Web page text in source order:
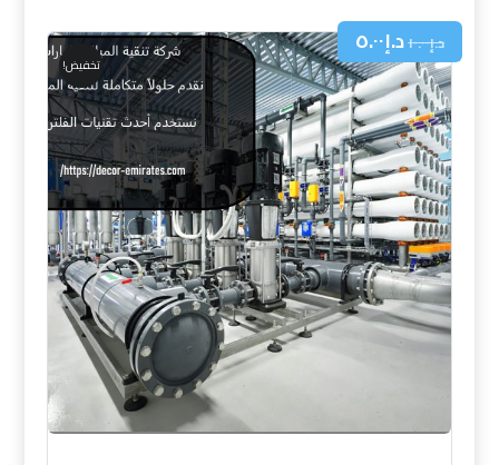
د.إ١٠.٠٠د.إ٥.٠٠
تخفيض!